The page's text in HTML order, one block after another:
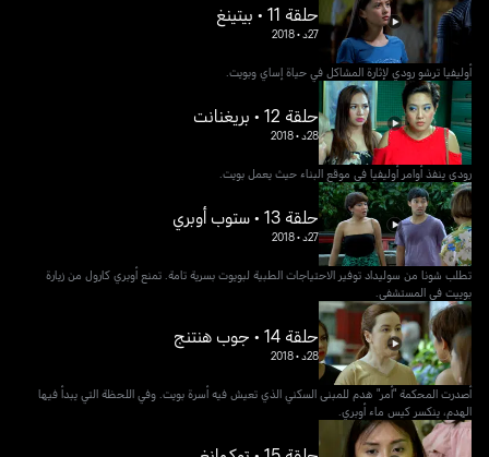
حلقة 11 • بيتينغ
27د •
2018
أوليفيا ترشو رودي لإثارة المشاكل في حياة إساي وبويت.
حلقة 12 • بريغنانت
28د •
2018
رودي ينفذ أوامر أوليفيا في موقع البناء حيث يعمل بويت.
حلقة 13 • ستوب أوبري
27د •
2018
تطلب شونا من سوليداد توفير الاحتياجات الطبية لبويوت بسرية تامة. تمنع أوبري كارول من زيارة
بوييت في المستشفى.
حلقة 14 • جوب هنتنج
28د •
2018
أصدرت المحكمة "أمر" هدم للمبنى السكني الذي تعيش فيه أسرة بويت. وفي اللحظة التي يبدأ فيها
الهدم، ينكسر كيس ماء أوبري.